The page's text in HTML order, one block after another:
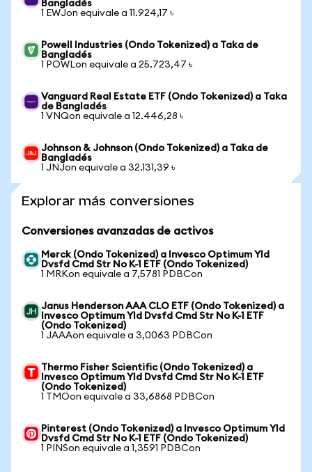
Bangladés
1 EWJon equivale a 11.924,17 ৳
Powell Industries (Ondo Tokenized) a Taka de
Bangladés
1 POWLon equivale a 25.723,47 ৳
Vanguard Real Estate ETF (Ondo Tokenized) a Taka
de Bangladés
1 VNQon equivale a 12.446,28 ৳
Johnson & Johnson (Ondo Tokenized) a Taka de
Bangladés
1 JNJon equivale a 32.131,39 ৳
Explorar más conversiones
Conversiones avanzadas de activos
Merck (Ondo Tokenized) a Invesco Optimum Yld
Dvsfd Cmd Str No K-1 ETF (Ondo Tokenized)
1 MRKon equivale a 7,5781 PDBCon
Janus Henderson AAA CLO ETF (Ondo Tokenized) a
Invesco Optimum Yld Dvsfd Cmd Str No K-1 ETF
(Ondo Tokenized)
1 JAAAon equivale a 3,0063 PDBCon
Thermo Fisher Scientific (Ondo Tokenized) a
Invesco Optimum Yld Dvsfd Cmd Str No K-1 ETF
(Ondo Tokenized)
1 TMOon equivale a 33,6868 PDBCon
Pinterest (Ondo Tokenized) a Invesco Optimum Yld
Dvsfd Cmd Str No K-1 ETF (Ondo Tokenized)
1 PINSon equivale a 1,3591 PDBCon